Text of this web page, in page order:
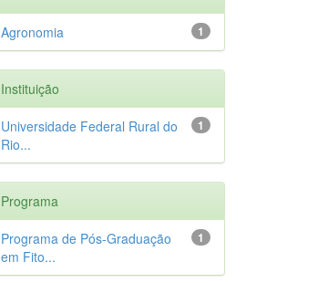
1
Agronomia
Instituição
1
Universidade Federal Rural do
Rio...
Programa
1
Programa de Pós-Graduação
em Fito...